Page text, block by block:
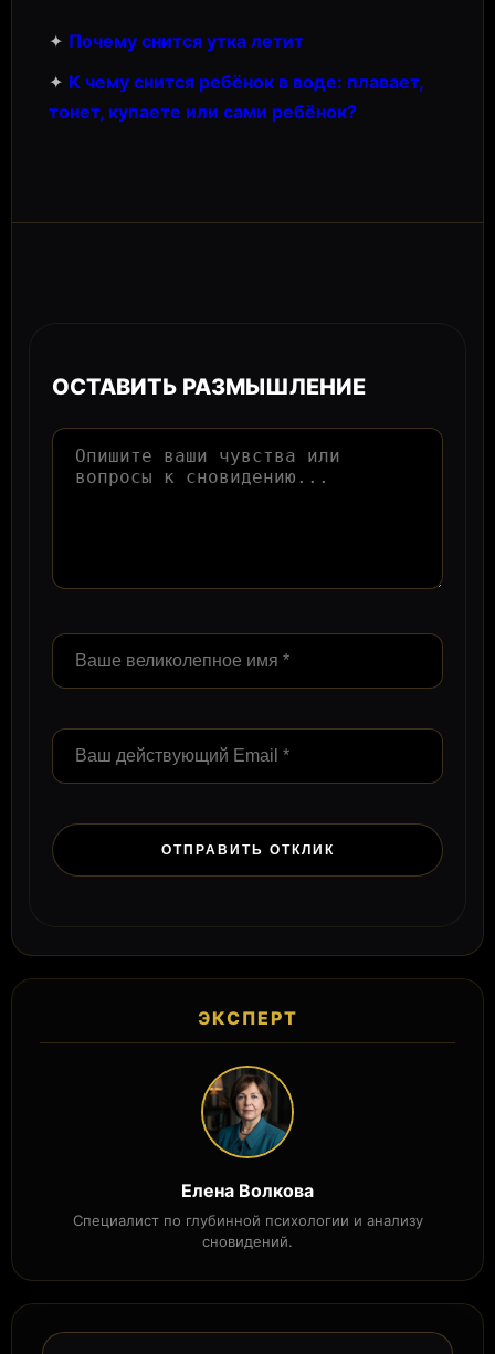
✦ Почему снится утка летит
✦ К чему снится ребёнок в воде: плавает,
тонет, купаете или сами ребёнок?
ОСТАВИТЬ РАЗМЫШЛЕНИЕ
ЭКСПЕРТ
Елена Волкова
Специалист по глубинной психологии и анализу
сновидений.